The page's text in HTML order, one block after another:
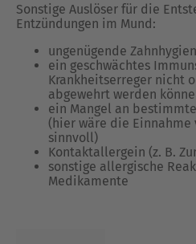
Sonstige Auslöser für die
Entzündungen im Mund:
ungenügende
ein geschwächtes
Krankheitserreger nicht
abgewehrt werden
ein Mangel an
(hier wäre die
sinnvoll)
Kontaktallergein (z. B.
sonstige allergische
Medikamente